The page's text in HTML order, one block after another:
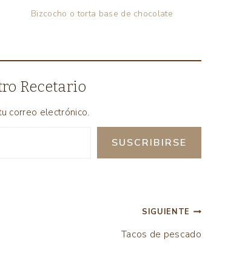
Bizcocho o torta base de chocolate
Recetario
correo electrónico.
SUSCRIBIRSE
SIGUIENTE
Tacos de pescado